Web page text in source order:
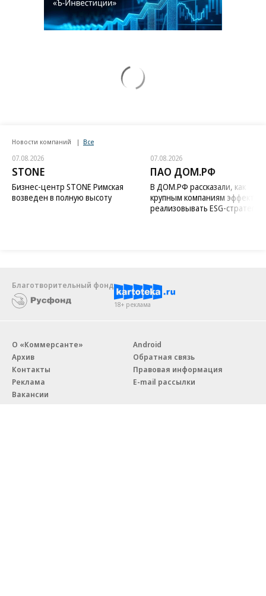
Новости компаний Все
07.08.2026
STONE
Бизнес-центр STONE Римская
возведен в полную высоту
07.08.2026
ПАО ДОМ.РФ
В ДОМ.РФ рассказали, как
крупным компаниям
реализовывать ESG-стратегию
Благотворительный фонд
18+ реклама
О «Коммерсанте»
Архив
Контакты
Реклама
Вакансии
Android
Обратная связь
Правовая информация
E-mail рассылки